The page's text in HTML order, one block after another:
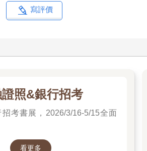
寫評價
照&銀行招考
考書展，2026/3/16-5/15全面
看更多